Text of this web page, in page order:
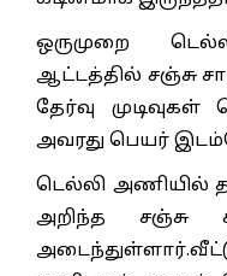
ஒருமுறை
ஆட்டத்தில் சஞ்சு
தேர்வு
அவரது பெயர்
டெல்லி அணியில்
அறிந்த சஞ்சு